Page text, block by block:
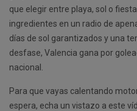
que elegir entre playa, sol o
ingredientes en un radio de
días de sol garantizados y una
desfase, Valencia gana por
nacional.
Para que vayas calentando
espera, echa un vistazo a este